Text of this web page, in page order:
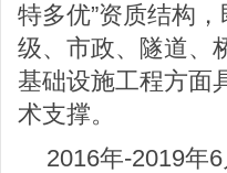
特多优”资质结构
级、市政、隧道、
基础设施工程方面
术支撑。
2016年-2019年